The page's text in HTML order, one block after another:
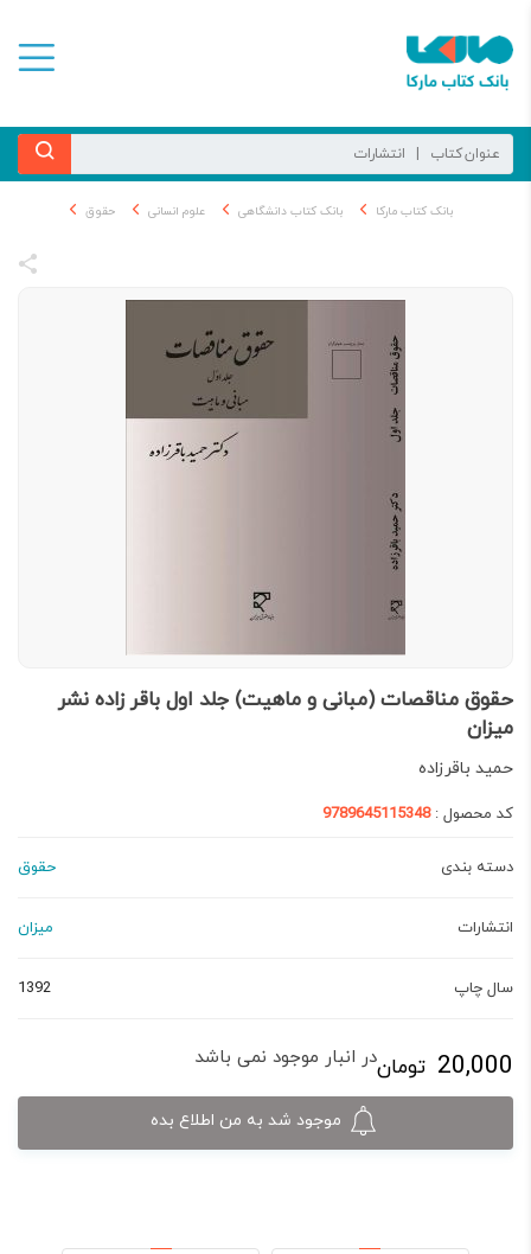
بانک کتاب مارکا بانک کتاب دانشگاهی علوم انسانی حقوق
حقوق مناقصات (مبانی و ماهیت) جلد اول باقر زاده نشر
میزان
حمید باقرزاده
کد محصول :9789645115348
دسته بندی حقوق
انتشارات میزان
سال چاپ 1392
20,000 توماندر انبار موجود نمی باشد
موجود شد به من اطلاع بده